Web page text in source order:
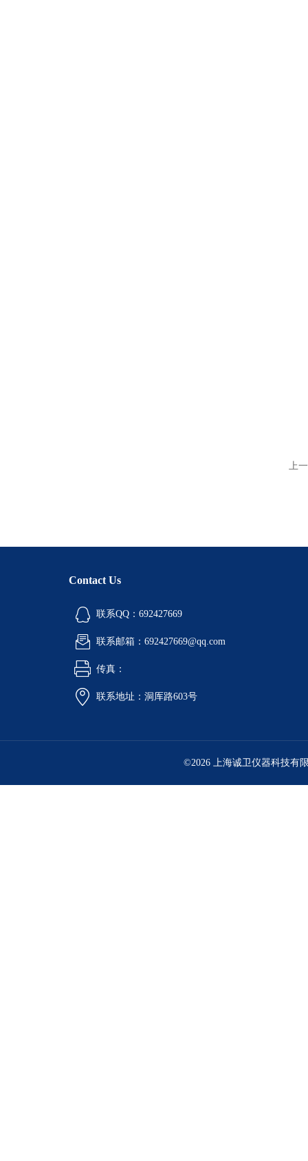
上
Contact Us
联系QQ：692427669
联系邮箱：692427669@qq.com
传真：
联系地址：洞厍路603号
©2026 上海诚卫仪器科技有